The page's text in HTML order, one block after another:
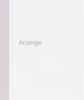
Anzeige